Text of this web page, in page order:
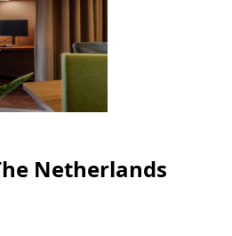
Netherlands